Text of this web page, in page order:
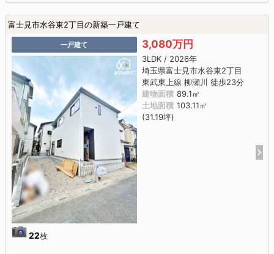
富士見市水谷東2丁目の新築一戸建て
一戸建て
22枚
3,080万円
3LDK / 2026年
埼玉県富士見市水谷東2丁目
東武東上線 柳瀬川 徒歩23分
建物面積 89.1㎡
土地面積 103.11㎡
(31.19坪)